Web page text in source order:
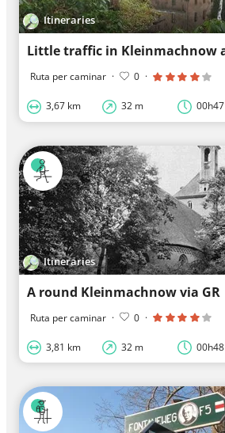
Itineraries
Ruta per caminar · 0 ·
3,67 km 32 m 00h47
Itineraries
A round Kleinmachnow via GR
Ruta per caminar · 0 ·
3,81 km 32 m 00h48